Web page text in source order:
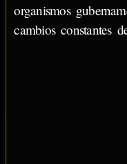
organismos
cambios constantes